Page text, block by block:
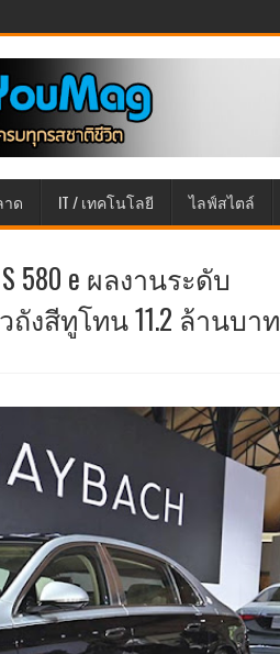
าด IT / เทคโนโลยี ไลฟ์สไตล์
S 580 e ผลงานระดับ
งสีทูโทน 11.2 ล้านบาท